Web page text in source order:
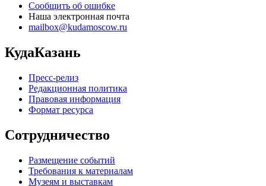
Сообщить об ошибке
Наша электронная почта
mailbox@kudamoscow.ru
КудаКазань
Пресс-релиз
Редакционная политика
Правовая информация
Формат ресурса
Сотрудничество
Размещение событий
Требования к материалам
Музеям и выставкам